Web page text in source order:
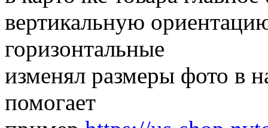
вертикальную
горизонтальные
изменял размеры фото в
помогает